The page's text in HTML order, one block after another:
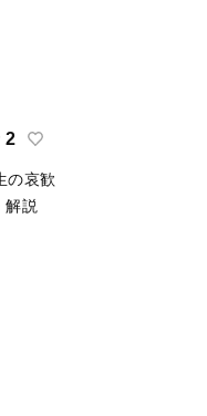
2
の哀歓
解説